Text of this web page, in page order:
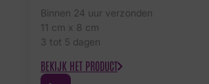
Binnen 24 uur verzonden
11 cm x 8 cm
3 tot 5 dagen
BEKIJK HET PRODUCT